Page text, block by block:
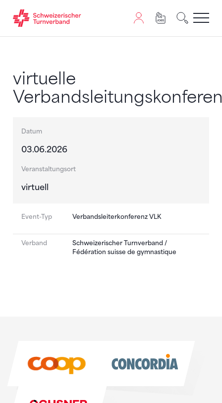
virtuelle
Datum
03.06.2026
Veranstaltungsort
virtuell
Event-Typ Verbandsleiterkonferenz VLK
Verband
Schweizerischer Turnverband /
Fédération suisse de gymnastique